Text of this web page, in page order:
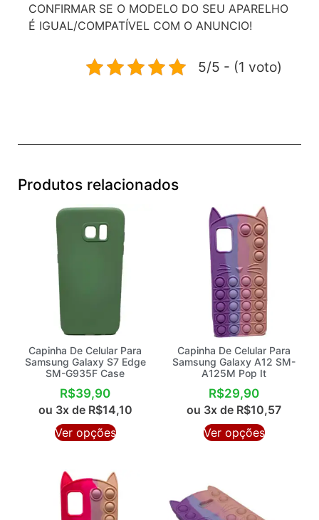
CONFIRMAR SE O MODELO DO SEU APARELHO
É IGUAL/COMPATÍVEL COM O ANUNCIO!
5/5 - (1 voto)
Produtos relacionados
Capinha De Celular Para
Samsung Galaxy S7 Edge
SM-G935F Case
R$39,90
ou 3x de R$14,10
Ver opções
Capinha De Celular Para
Samsung Galaxy A12 SM-
A125M Pop It
R$29,90
ou 3x de R$10,57
Ver opções